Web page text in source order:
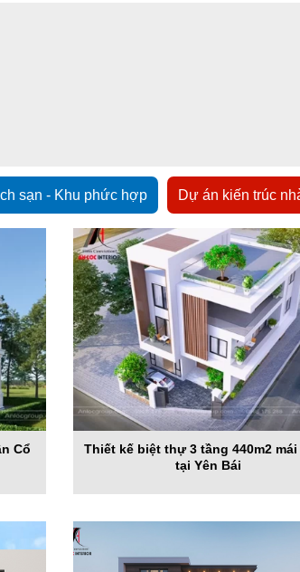
sạn - Khu phức hợp Dự án kiến trúc
Cổ
Thiết kế biệt thự 3 tầng 440m2 mái
tại Yên Bái